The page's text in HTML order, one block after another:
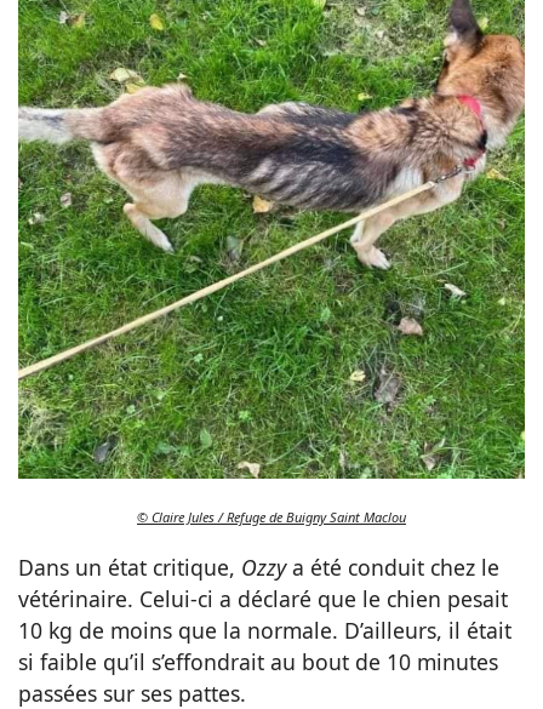
© Claire Jules / Refuge de Buigny Saint Maclou
Dans un état critique, Ozzya été conduit chez le
vétérinaire. Celui-ci a déclaré que le chien pesait
10 kg de moins que la normale. D’ailleurs, il était
si faible qu’il s’effondrait au bout de 10 minutes
passées sur ses pattes.